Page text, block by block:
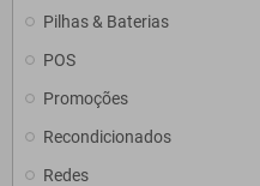
Pilhas & Baterias
POS
Promoções
Recondicionados
Redes